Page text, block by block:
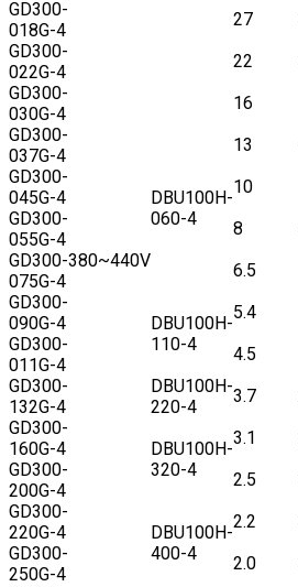
380~440V
GD300-
018G-4
27
GD300-
022G-4
22
GD300-
030G-4
16
GD300-
037G-4
DBU100H-
060-4
13
GD300-
045G-4
10
GD300-
055G-4
8
GD300-
075G-4
6.5
GD300-
090G-4
DBU100H-
110-4
5.4
GD300-
011G-4
4.5
GD300-
132G-4
DBU100H-
220-4
3.7
GD300-
160G-4
DBU100H-
320-4
3.1
GD300-
200G-4
2.5
GD300-
220G-4
DBU100H-
400-4
2.2
GD300-
250G-4
2.0